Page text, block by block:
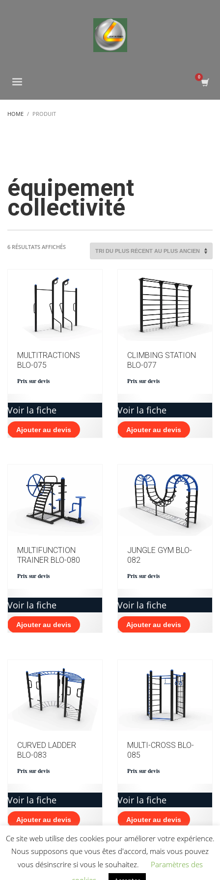
HOME PRODUIT
équipement
collectivité
6 RÉSULTATS AFFICHÉSTRIÉ
AU
PLUS
MULTITRACTIONS
BLO-075
Prix sur devis
Voir la fiche
Ajouter au devis
CLIMBING STATION
BLO-077
Prix sur devis
Voir la fiche
Ajouter au devis
MULTIFUNCTION
TRAINER BLO-080
Prix sur devis
Voir la fiche
Ajouter au devis
JUNGLE GYM BLO-
082
Prix sur devis
Voir la fiche
Ajouter au devis
CURVED LADDER
BLO-083
Prix sur devis
Voir la fiche
Ajouter au devis
MULTI-CROSS BLO-
085
Prix sur devis
Voir la fiche
Ajouter au devis
Ce site web utilise des cookies pour améliorer votre expérience.
Nous supposons que vous êtes d'accord, mais vous pouvez
vous désinscrire si vous le souhaitez.
Paramètres des